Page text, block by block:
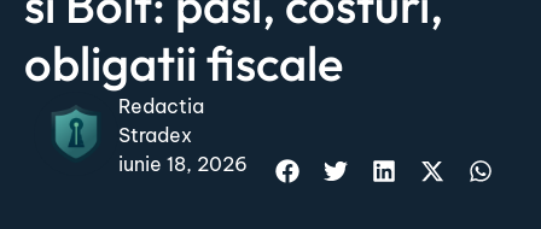
obligatii fiscale
Redactia
Stradex
iunie 18, 2026